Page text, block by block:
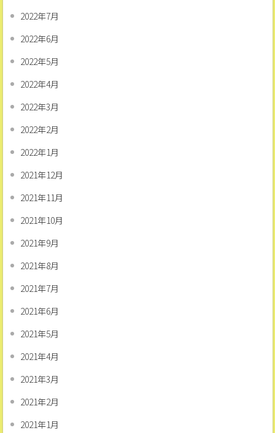
2022年7月
2022年6月
2022年5月
2022年4月
2022年3月
2022年2月
2022年1月
2021年12月
2021年11月
2021年10月
2021年9月
2021年8月
2021年7月
2021年6月
2021年5月
2021年4月
2021年3月
2021年2月
2021年1月